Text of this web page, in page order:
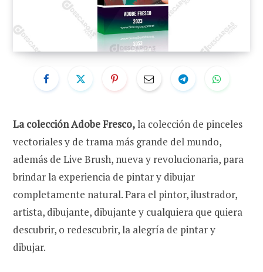
La colección Adobe Fresco, la colección de pinceles
vectoriales y de trama más grande del mundo,
además de Live Brush, nueva y revolucionaria, para
brindar la experiencia de pintar y dibujar
completamente natural. Para el pintor, ilustrador,
artista, dibujante, dibujante y cualquiera que quiera
descubrir, o redescubrir, la alegría de pintar y
dibujar.